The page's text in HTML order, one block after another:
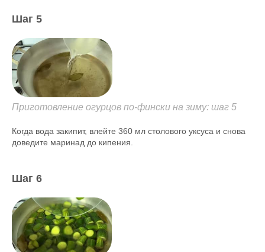
Шаг 5
Приготовление огурцов по-фински на зиму: шаг 5
Когда вода закипит, влейте 360 мл столового уксуса и снова
доведите маринад до кипения.
Шаг 6